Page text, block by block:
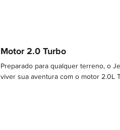
Motor 2.0 Turbo
Preparado para qualquer terreno, o
viver sua aventura com o motor 2.0L